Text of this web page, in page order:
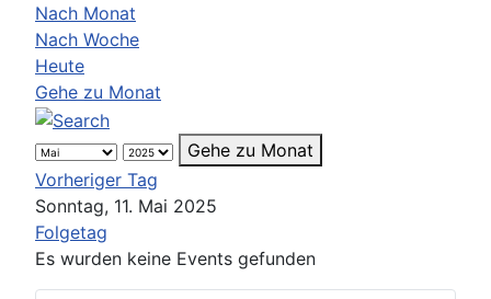
Nach Monat
Nach Woche
Heute
Gehe zu Monat
Gehe zu Monat
Vorheriger Tag
Sonntag, 11. Mai 2025
Folgetag
Es wurden keine Events gefunden